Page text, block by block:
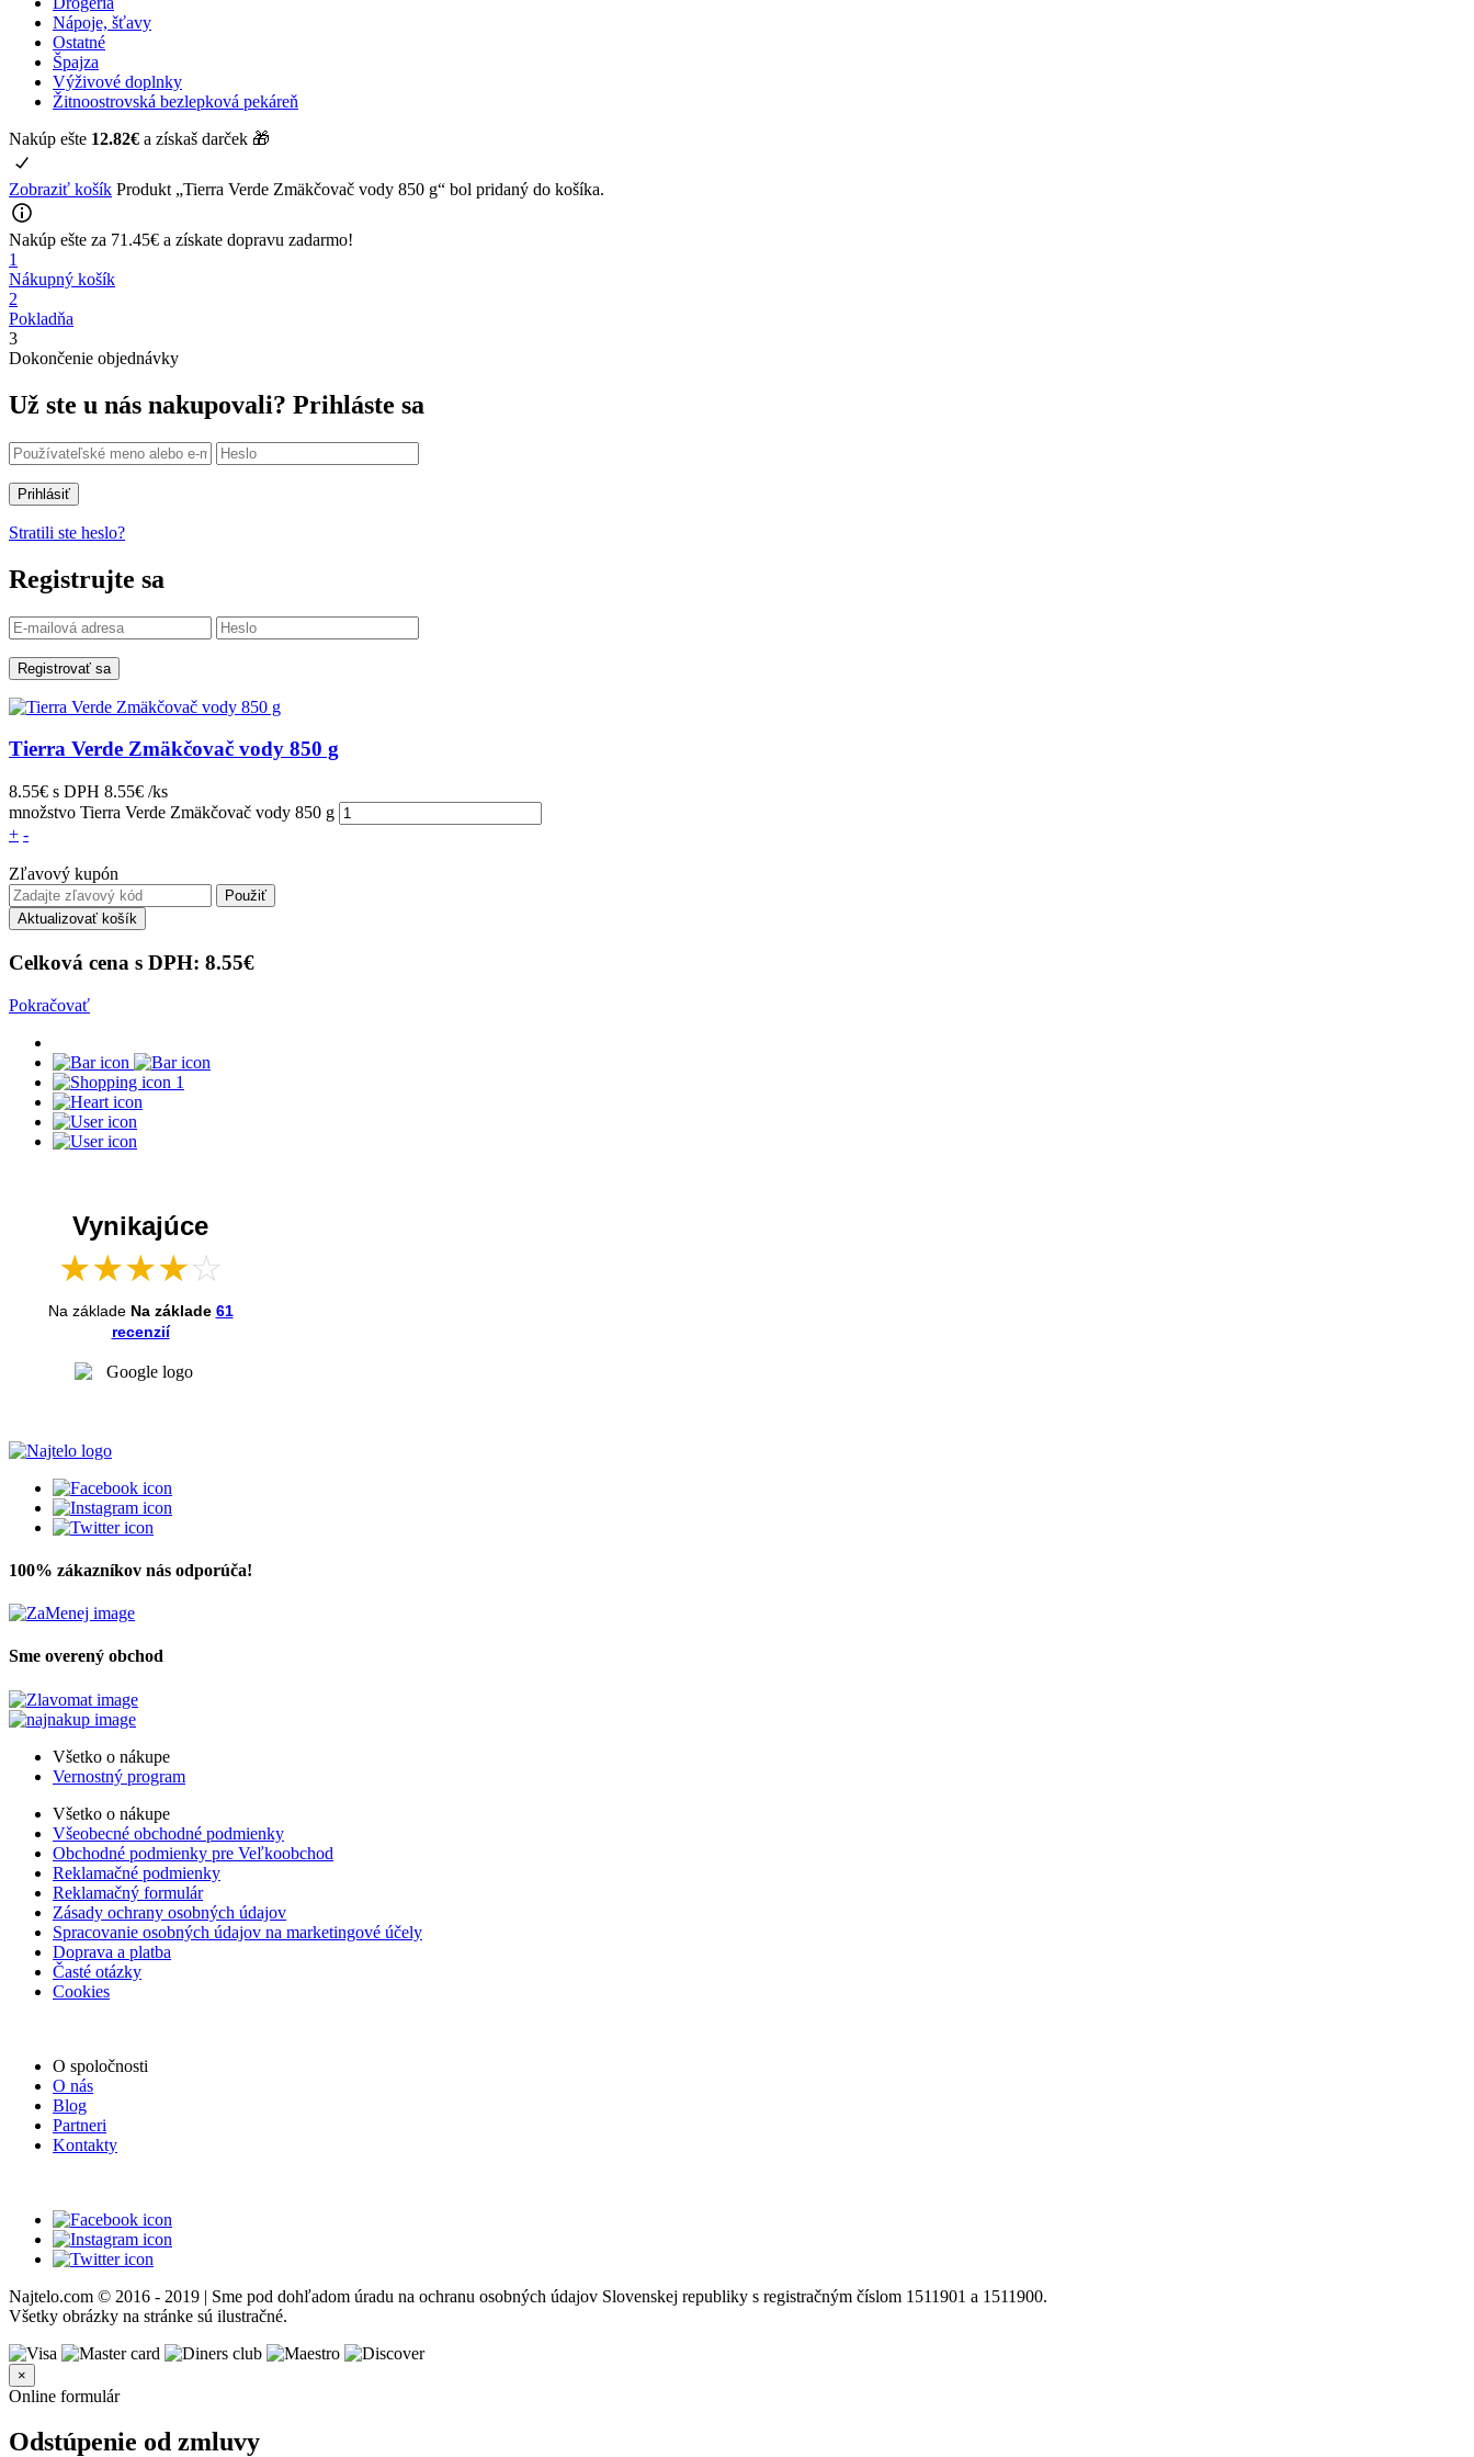
Nápoje, šťavy
Ostatné
Špajza
Výživové doplnky
Žitnoostrovská bezlepková pekáreň
Nakúp ešte 12.82€ a získaš darček 🎁
Zobraziť košík Produkt „Tierra Verde Zmäkčovač vody 850 g“ bol pridaný do košíka.
Nakúp ešte za 71.45€ a získate dopravu zadarmo!
1
Nákupný košík
2
Pokladňa
3
Dokončenie objednávky
Už ste u nás nakupovali? Prihláste sa
Prihlásiť
Stratili ste heslo?
Registrujte sa
Registrovať sa
Tierra Verde Zmäkčovač vody 850 g
8.55€ s DPH 8.55€ /ks
množstvo Tierra Verde Zmäkčovač vody 850 g
+ -
Zľavový kupón
Použiť
Aktualizovať košík
Celková cena s DPH: 8.55€
Pokračovať
1
Vynikajúce
★★★★☆
Na základe Na základe 61
recenzií
100% zákazníkov nás odporúča!
Sme overený obchod
Všetko o nákupe
Vernostný program
Všetko o nákupe
Všeobecné obchodné podmienky
Obchodné podmienky pre Veľkoobchod
Reklamačné podmienky
Reklamačný formulár
Zásady ochrany osobných údajov
Spracovanie osobných údajov na marketingové účely
Doprava a platba
Časté otázky
Cookies
O spoločnosti
O nás
Blog
Partneri
Kontakty
Najtelo.com © 2016 - 2019 | Sme pod dohľadom úradu na ochranu osobných údajov Slovenskej republiky s registračným číslom 1511901 a 1511900.
Všetky obrázky na stránke sú ilustračné.
×
Online formulár
Odstúpenie od zmluvy